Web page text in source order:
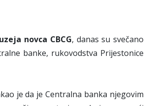
novca CBCG, danas su svečano
banke, rukovodstva Prijestonice
je da je Centralna banka njegovim